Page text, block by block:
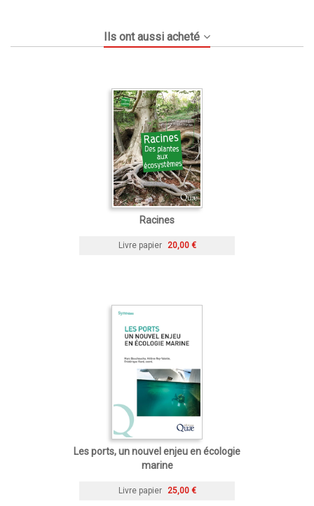
Ils ont aussi acheté
Racines
Livre papier 20,00 €
Les ports, un nouvel enjeu en écologie
marine
Livre papier 25,00 €